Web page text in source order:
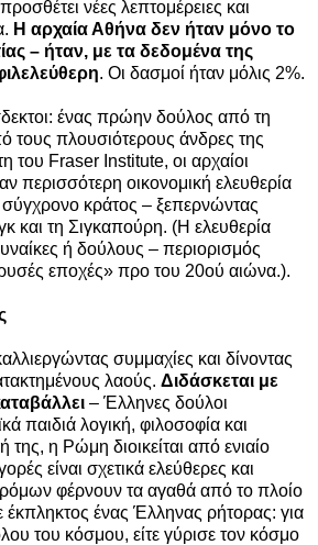
νέες λεπτομέρειες και
Η αρχαία Αθήνα δεν ήταν μόνο το
– ήταν, με τα δεδομένα της
. Οι δασμοί ήταν μόλις 2%.
ένας πρώην δούλος από τη
τους πλουσιότερους άνδρες της
του Fraser Institute, οι αρχαίοι
περισσότερη οικονομική ελευθερία
σύγχρονο κράτος – ξεπερνώντας
και τη Σιγκαπούρη. (Η ελευθερία
ή δούλους – περιορισμός
εποχές» προ του 20ού αιώνα.).
συμμαχίες και δίνοντας
λαούς. Διδάσκεται με
– Έλληνες δούλοι
παιδιά λογική, φιλοσοφία και
η Ρώμη διοικείται από ενιαίο
είναι σχετικά ελεύθερες και
φέρνουν τα αγαθά από το πλοίο
ένας Έλληνας ρήτορας: για
του κόσμου, είτε γύρισε τον κόσμο